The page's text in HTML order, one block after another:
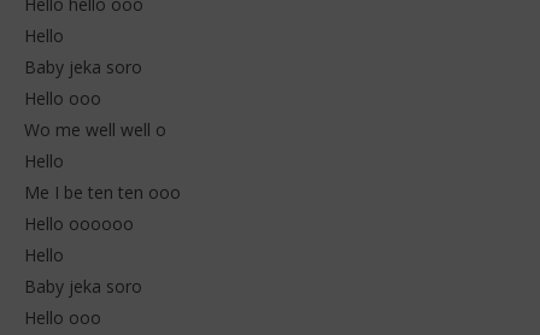
Hello
Baby jeka soro
Hello ooo
Wo me well well o
Hello
Me I be ten ten ooo
Hello oooooo
Hello
Baby jeka soro
Hello ooo